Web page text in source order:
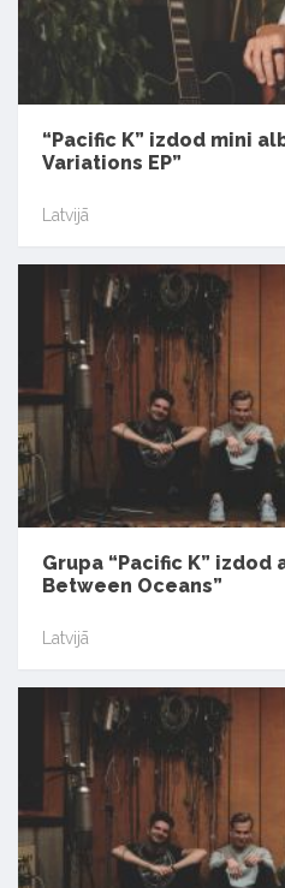
“Pacific K” izdod mini
Variations EP”
Latvijā
Grupa “Pacific K” izdod
Between Oceans”
Latvijā